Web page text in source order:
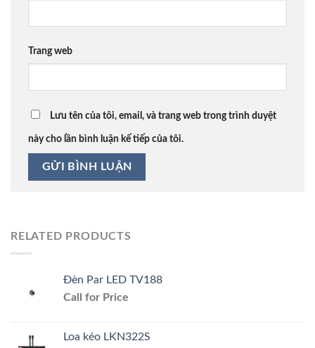
Trang web
Lưu tên của tôi, email, và trang web trong trình duyệt
này cho lần bình luận kế tiếp của tôi.
RELATED PRODUCTS
Đèn Par LED TV188
Call for Price
Loa kéo LKN322S